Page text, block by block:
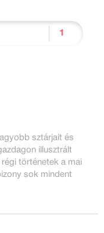
sztárjait és
illusztrált
történetek a mai
sok mindent